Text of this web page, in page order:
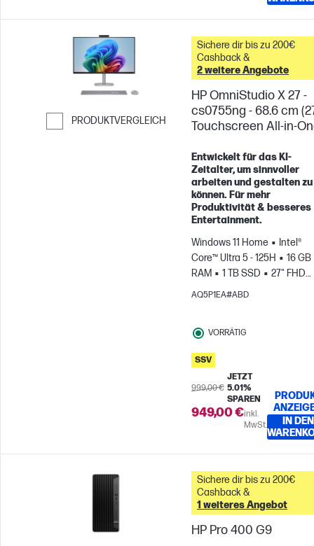
PRODUKTVERGLEICH
Sichere dir bis zu 200€
Cashback &
2 weitere Angebote
HP OmniStudio X 27 -
cs0755ng - 68.6 cm
Touchscreen All-in-
Entwickelt für das KI-
Zeitalter, um sinnvoller
arbeiten und gestalten zu
können. Für mehr
Produktivität & besseres
Entertainment.
Windows 11 Home
Intel®
Core™ Ultra 5 - 125H
16 GB
RAM
1 TB SSD
27" FHD
Touchscreen
AQ5P1EA#ABD
VORRÄTIG
SSV
999,00 €
JETZT
5.01%
SPAREN
949,00 €inkl.
MwSt.
IN DEN
Sichere dir bis zu 200€
Cashback &
1 weiteres Angebot
HP Pro 400 G9